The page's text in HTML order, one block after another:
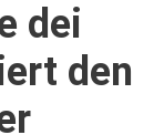
dei
den